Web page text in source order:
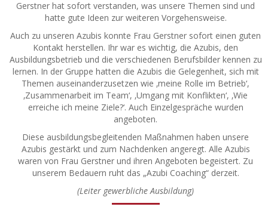
Gerstner hat sofort verstanden, was unsere Themen sind und
hatte gute Ideen zur weiteren Vorgehensweise.
Auch zu unseren Azubis konnte Frau Gerstner sofort einen guten
Kontakt herstellen. Ihr war es wichtig, die Azubis, den
Ausbildungsbetrieb und die verschiedenen Berufsbilder kennen zu
lernen. In der Gruppe hatten die Azubis die Gelegenheit, sich mit
Themen auseinanderzusetzen wie ‚meine Rolle im Betrieb‘,
‚Zusammenarbeit im Team‘, ‚Umgang mit Konflikten‘, ‚Wie
erreiche ich meine Ziele?‘. Auch Einzelgespräche wurden
angeboten.
Diese ausbildungsbegleitenden Maßnahmen haben unsere
Azubis gestärkt und zum Nachdenken angeregt. Alle Azubis
waren von Frau Gerstner und ihren Angeboten begeistert. Zu
unserem Bedauern ruht das „Azubi Coaching“ derzeit.
(Leiter gewerbliche Ausbildung)